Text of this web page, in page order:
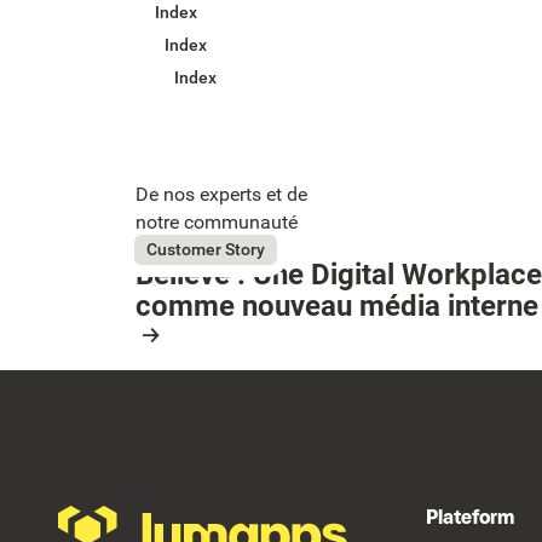
Index
Index
Index
Button Text
De nos experts et de
notre communauté
July 31, 2026
Customer Story
Believe
Believe : Une Digital Workplace
comme nouveau média interne
Resource Card
Plateform